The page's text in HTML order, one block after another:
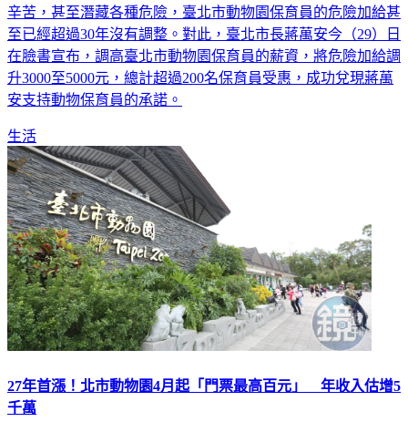
辛苦，甚至潛藏各種危險，臺北市動物園保育員的危險加給甚
至已經超過30年沒有調整。對此，臺北市長蔣萬安今（29）日
在臉書宣布，調高臺北市動物園保育員的薪資，將危險加給調
升3000至5000元，總計超過200名保育員受惠，成功兌現蔣萬
安支持動物保育員的承諾。
生活
27年首漲！北市動物園4月起「門票最高百元」 年收入估增5
千萬